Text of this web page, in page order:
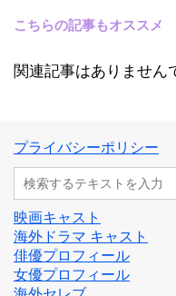
こちらの記事もオススメ
関連記事はありません
プライバシーポリシー
映画キャスト
海外ドラマ キャスト
俳優プロフィール
女優プロフィール